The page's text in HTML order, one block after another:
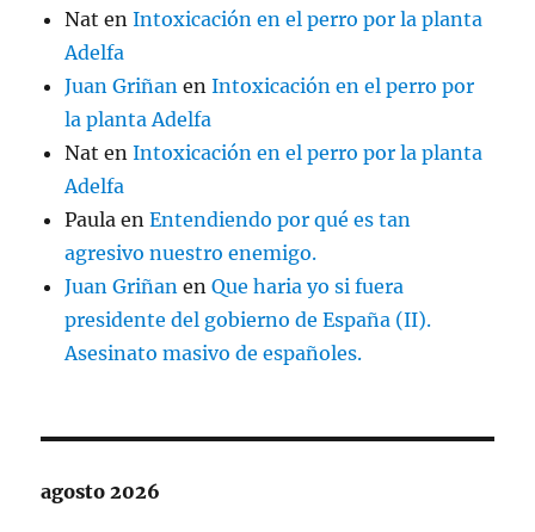
Nat enIntoxicación en el perro por la planta
Adelfa
Juan Griñan enIntoxicación en el perro por
la planta Adelfa
Nat enIntoxicación en el perro por la planta
Adelfa
Paula enEntendiendo por qué es tan
agresivo nuestro enemigo.
Juan Griñan enQue haria yo si fuera
presidente del gobierno de España (II).
Asesinato masivo de españoles.
agosto 2026